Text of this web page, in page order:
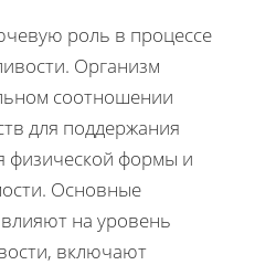
роль в процессе
Организм
соотношении
для поддержания
физической формы и
Основные
на уровень
включают